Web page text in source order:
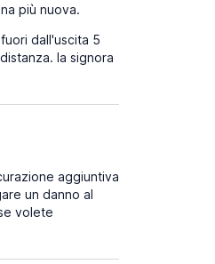
più nuova.
dall'uscita 5
la signora
aggiuntiva
un danno al
volete